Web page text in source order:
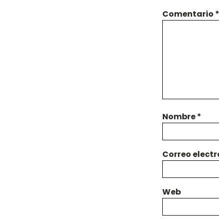
Comentario *
Nombre*
Correo
Web